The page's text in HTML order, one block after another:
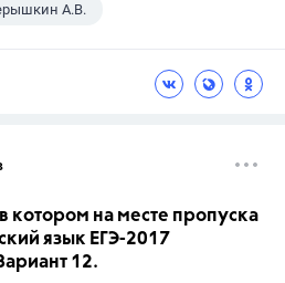
А.В.
котором на месте пропуска
язык ЕГЭ-2017
12.